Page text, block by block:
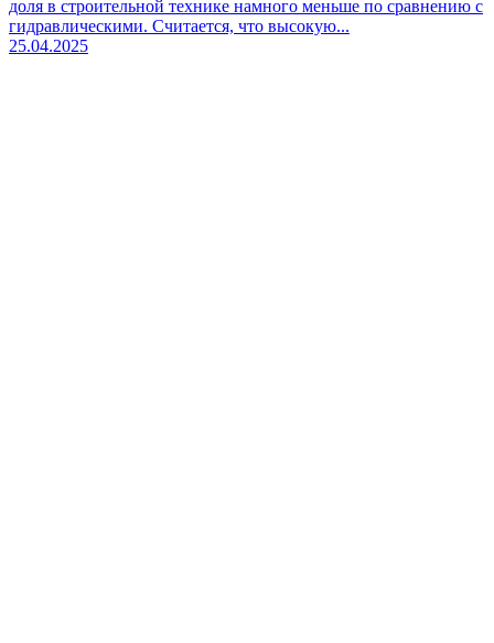
доля в строительной технике намного меньше по сравнению с
гидравлическими. Считается, что высокую...
25.04.2025